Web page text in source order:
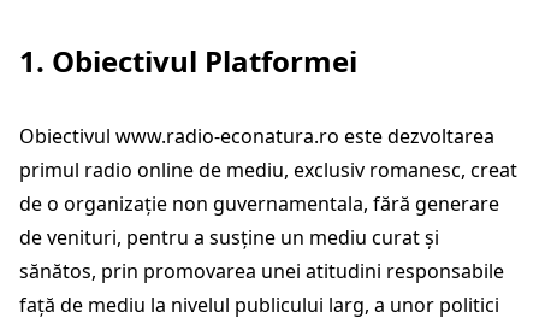
1. Obiectivul Platformei
Obiectivul www.radio-econatura.ro este dezvoltarea
primul radio online de mediu, exclusiv romanesc, creat
de o organizație non guvernamentala, fără generare
de venituri, pentru a susține un mediu curat și
sănătos, prin promovarea unei atitudini responsabile
față de mediu la nivelul publicului larg, a unor politici